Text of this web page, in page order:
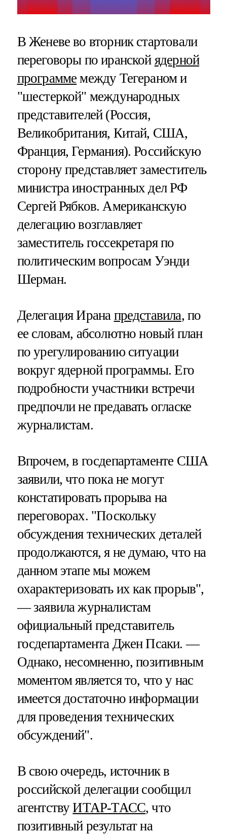
В Женеве во вторник стартовали
переговоры по иранской ядерной
программе между Тегераном и
"шестеркой" международных
представителей (Россия,
Великобритания, Китай, США,
Франция, Германия). Российскую
сторону представляет заместитель
министра иностранных дел РФ
Сергей Рябков. Американскую
делегацию возглавляет
заместитель госсекретаря по
политическим вопросам Уэнди
Шерман.
Делегация Ирана представила, по
ее словам, абсолютно новый план
по урегулированию ситуации
вокруг ядерной программы. Его
подробности участники встречи
предпочли не предавать огласке
журналистам.
Впрочем, в госдепартаменте США
заявили, что пока не могут
констатировать прорыва на
переговорах. "Поскольку
обсуждения технических деталей
продолжаются, я не думаю, что на
данном этапе мы можем
охарактеризовать их как прорыв",
— заявила журналистам
официальный представитель
госдепартамента Джен Псаки. —
Однако, несомненно, позитивным
моментом является то, что у нас
имеется достаточно информации
для проведения технических
обсуждений".
В свою очередь, источник в
российской делегации сообщил
агентствуИТАР-ТАСС, что
позитивный результат на